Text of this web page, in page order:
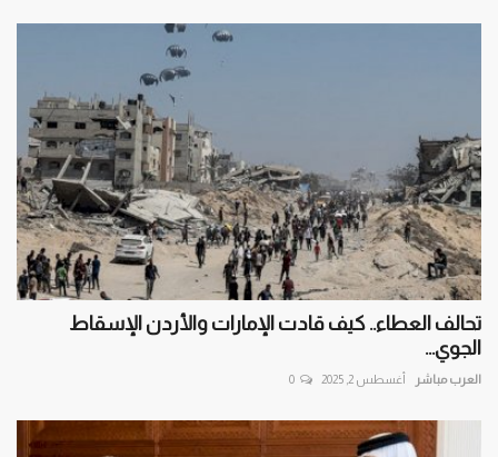
تحالف العطاء.. كيف قادت الإمارات والأردن الإسقاط
الجوي...
العرب مباشر أغسطس 2, 2025 0